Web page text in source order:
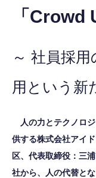
「Crowd
～ 社員採
用という新
人の力とテクノロ
供する株式会社アイ
区、代表取締役：三
社から、人の代替と